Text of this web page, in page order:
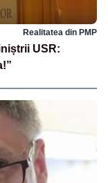
Realitatea din PMP
USR: